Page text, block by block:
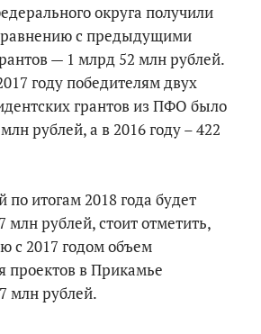
округа получили
с предыдущими
— 1 млрд 52 млн рублей.
году победителям двух
грантов из ПФО было
рублей, а в 2016 году – 422
итогам 2018 года будет
млн рублей, стоит отметить,
с 2017 годом объем
проектов в Прикамье
млн рублей.